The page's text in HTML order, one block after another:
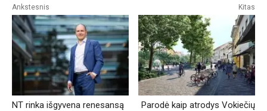
Ankstesnis
NT rinka išgyvena renesansą
Kitas
Parodė kaip atrodys Vokiečių